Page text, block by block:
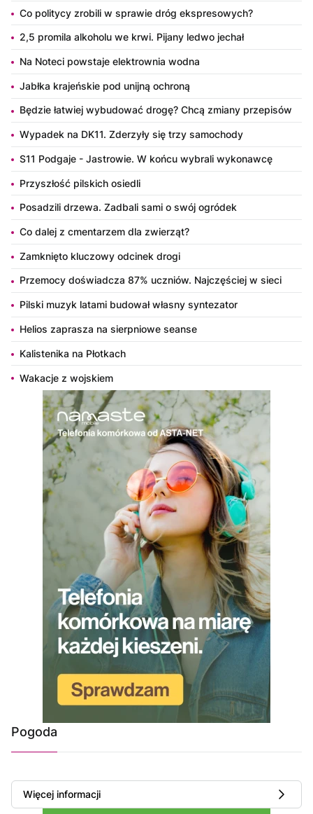
Co politycy zrobili w sprawie dróg ekspresowych?
2,5 promila alkoholu we krwi. Pijany ledwo jechał
Na Noteci powstaje elektrownia wodna
Jabłka krajeńskie pod unijną ochroną
Będzie łatwiej wybudować drogę? Chcą zmiany przepisów
Wypadek na DK11. Zderzyły się trzy samochody
S11 Podgaje - Jastrowie. W końcu wybrali wykonawcę
Przyszłość pilskich osiedli
Posadzili drzewa. Zadbali sami o swój ogródek
Co dalej z cmentarzem dla zwierząt?
Zamknięto kluczowy odcinek drogi
Przemocy doświadcza 87% uczniów. Najczęściej w sieci
Pilski muzyk latami budował własny syntezator
Helios zaprasza na sierpniowe seanse
Kalistenika na Płotkach
Wakacje z wojskiem
Pogoda
Więcej informacji